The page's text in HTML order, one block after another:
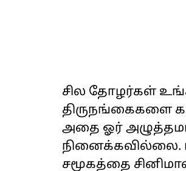
சில தோழர்கள்
திருநங்கைகளை
அதை ஓர்
நினைக்கவில்லை.
சமூகத்தை